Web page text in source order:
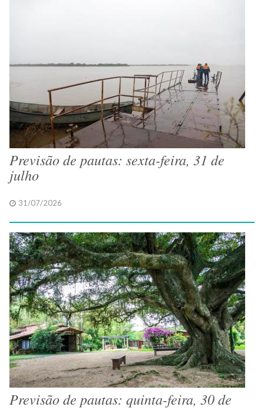
Previsão de pautas: sexta-feira, 31 de
julho
31/07/2026
Previsão de pautas: quinta-feira, 30 de